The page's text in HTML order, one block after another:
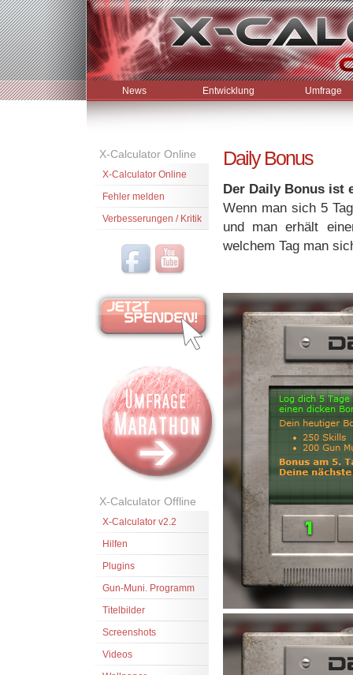
News Entwicklung Umfrage
X-Calculator Online
X-Calculator Online
Fehler melden
Verbesserungen / Kritik
X-Calculator Offline
X-Calculator v2.2
Hilfen
Plugins
Gun-Muni. Programm
Titelbilder
Screenshots
Videos
Daily Bonus
Der Daily Bonus ist
Wenn man sich 5
und man erhält
welchem Tag man